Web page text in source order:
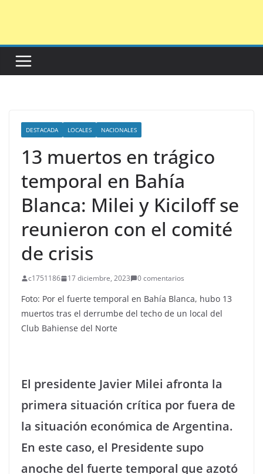
DESTACADA LOCALES NACIONALES
13 muertos en trágico
temporal en Bahía
Blanca: Milei y Kiciloff se
reunieron con el comité
de crisis
c1751186 17 diciembre, 2023 0 comentarios
Foto: Por el fuerte temporal en Bahía Blanca, hubo 13
muertos tras el derrumbe del techo de un local del
Club Bahiense del Norte
El presidente Javier Milei afronta la
primera situación crítica por fuera de
la situación económica de Argentina.
En este caso, el Presidente supo
anoche del fuerte temporal que azotó